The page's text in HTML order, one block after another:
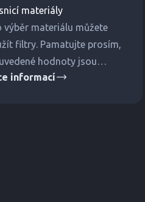
materiály
výběr materiálu můžete
filtry. Pamatujte prosím,
hodnoty jsou
a jsou ovlivněny
informací